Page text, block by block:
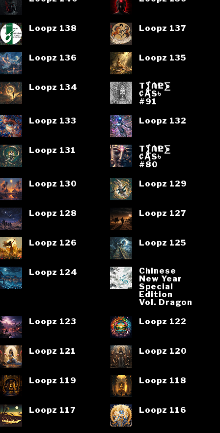
Loopz 138 Loopz 137
Loopz 136 Loopz 135
Loopz 134
T⨋₼₱L⨊
₡ĄS৳
#91
Loopz 133
Loopz 132
Loopz 131
T⨋₼₱L⨊
₡ĄS৳
#80
Loopz 130
Loopz 129
Loopz 128 Loopz 127
Loopz 126 Loopz 125
Loopz 124
Chinese
New Year
Special
Edition
Vol. Dragon
Loopz 123
Loopz 122
Loopz 121 Loopz 120
Loopz 119 Loopz 118
Loopz 117 Loopz 116